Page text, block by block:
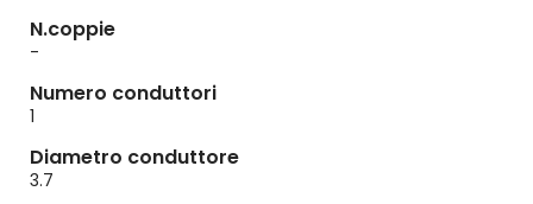
N.coppie
-
Numero conduttori
1
Diametro conduttore
3.7